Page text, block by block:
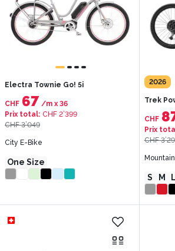
Electra Townie Go! 5i
CHF 67 /m x 36
Prix total: CHF 2’399
CHF 3’049
City E-Bike
One Size
2026
Trek
CHF
Prix
CHF
S M L